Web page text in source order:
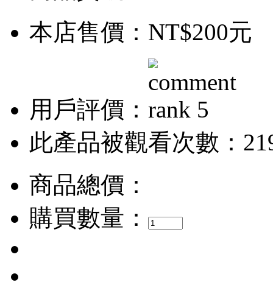
本店售價： NT$200元
用戶評價：
此產品被觀看次數：
商品總價：
購買數量：